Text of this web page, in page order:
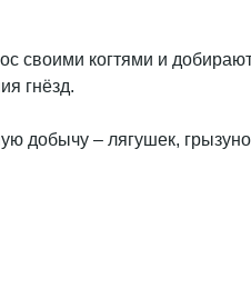
своими когтями и
гнёзд.
добычу – лягушек,